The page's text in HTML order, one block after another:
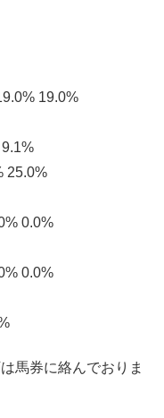
19.0%
25.0%
0.0%
0.0%
馬券に絡んでおりま